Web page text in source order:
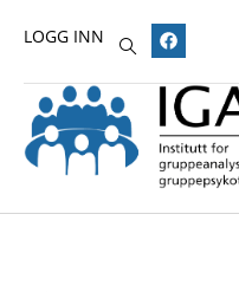
LOGG INN